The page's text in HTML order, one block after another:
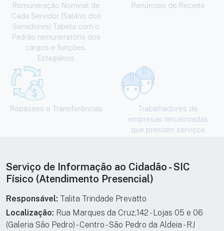
Remuneração Nominal de
Cada Servidor (Salário dos
Servidores) Tabela com o
Padrão remuneratório dos
cargos e funções.
Estagiários
Renúncias de Receita
Repasses e Transferências
Trabalhadores de
empresas terceirizadas
que prestam serviços
Informações institucionais e de
Serviço de Informação ao Cidadão - SIC
Físico (Atendimento Presencial)
Responsável: Talita Trindade Prevatto
Localização: Rua Marques da Cruz,142 - Lojas 05 e 06
(Galeria São Pedro) - Centro - São Pedro da Aldeia - RJ